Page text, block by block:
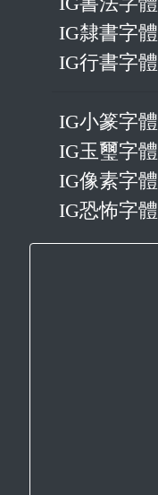
IG隸書字體
IG行書字體
IG小篆字體
IG玉璽字體
IG像素字體
IG恐怖字體